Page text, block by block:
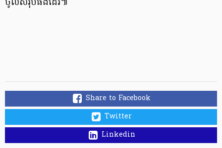
Share to Facebook
Twitter
Linkedin